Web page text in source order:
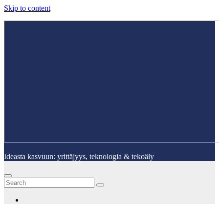
Skip to content
Ideasta kasvuun: yrittäjyys, teknologia & tekoäly